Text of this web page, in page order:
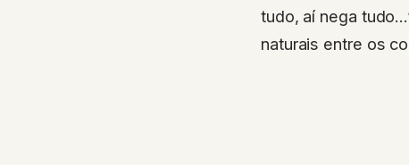
tudo, aí nega
naturais entre os